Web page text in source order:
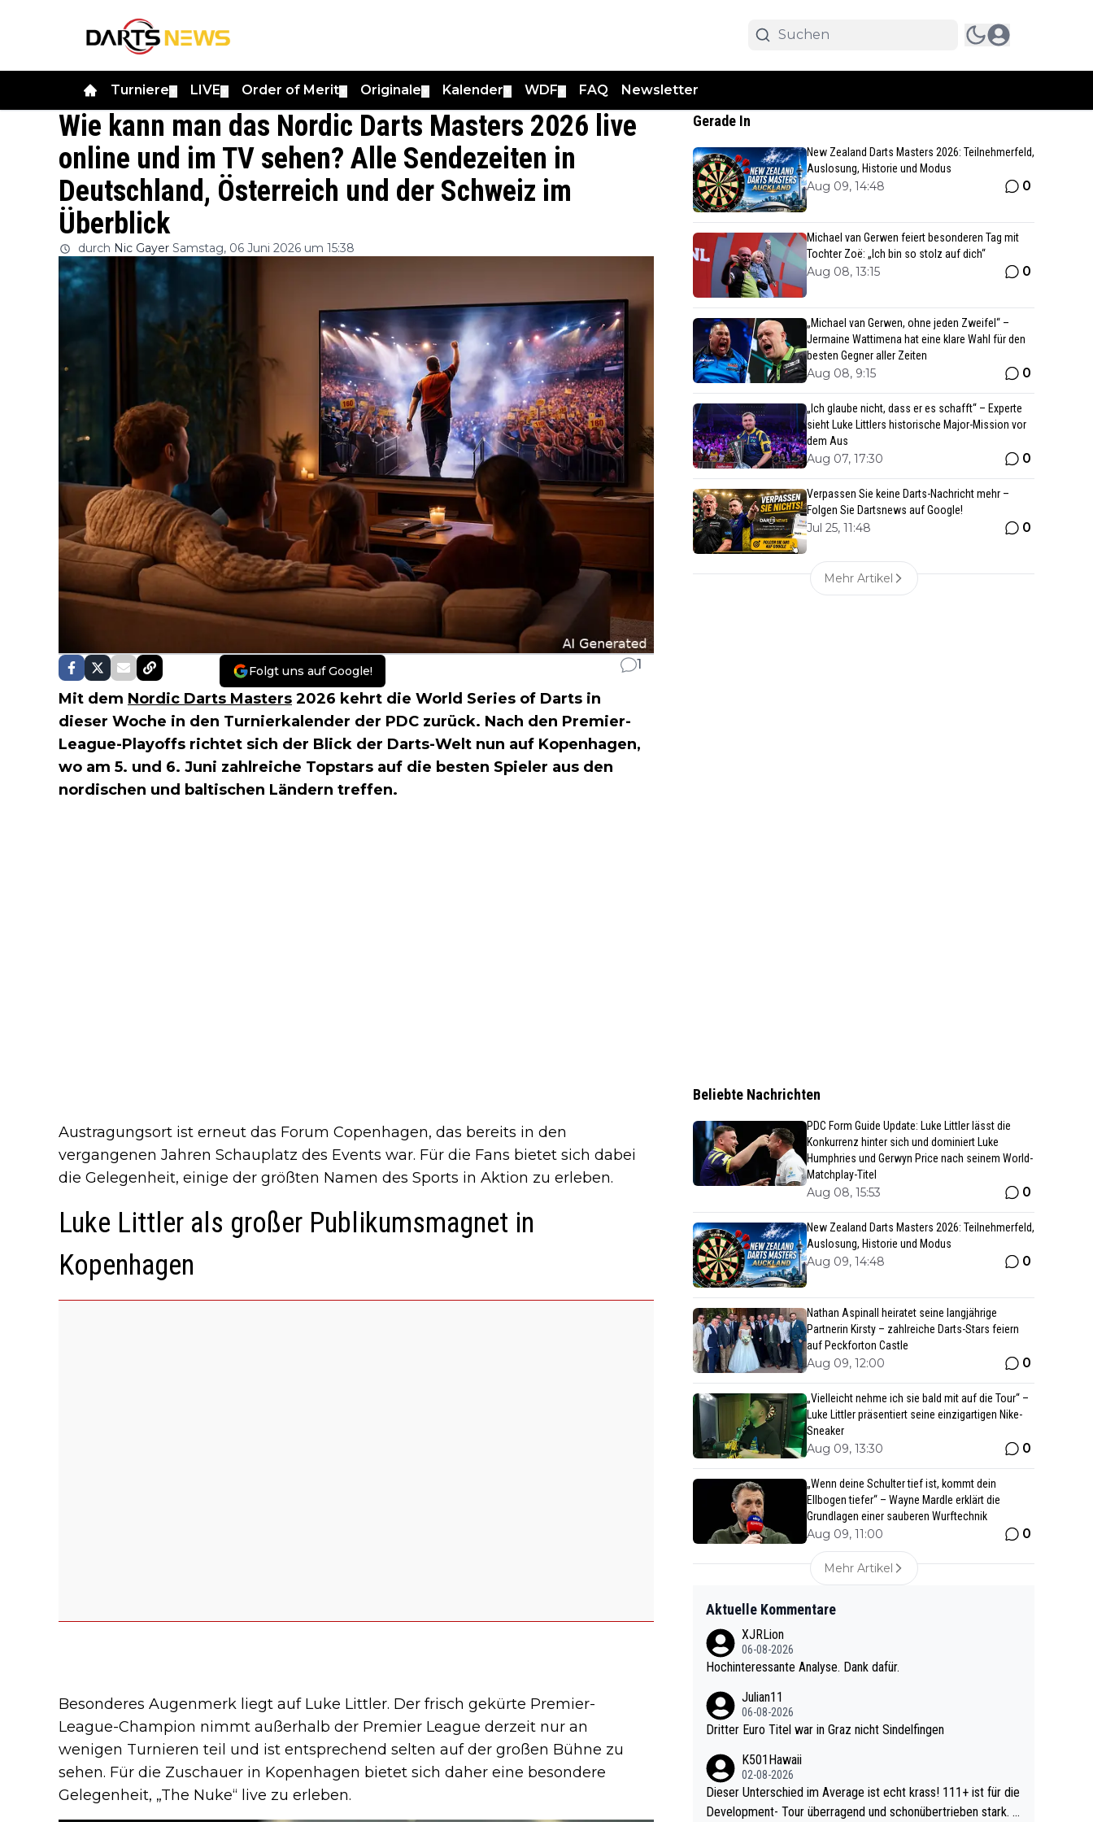
Turniere LIVE Order of Merit Originale Kalender WDF FAQ Newsletter
Wie kann man das Nordic Darts Masters 2026 live
online und im TV sehen? Alle Sendezeiten in
Deutschland, Österreich und der Schweiz im
Überblick
durch Nic Gayer Samstag, 06 Juni 2026 um 15:38
Folgt uns auf Google! 1
Mit dem Nordic Darts Masters 2026 kehrt die World Series of Darts in
dieser Woche in den Turnierkalender der PDC zurück. Nach den Premier-
League-Playoffs richtet sich der Blick der Darts-Welt nun auf Kopenhagen,
wo am 5. und 6. Juni zahlreiche Topstars auf die besten Spieler aus den
nordischen und baltischen Ländern treffen.
Austragungsort ist erneut das Forum Copenhagen, das bereits in den
vergangenen Jahren Schauplatz des Events war. Für die Fans bietet sich dabei
die Gelegenheit, einige der größten Namen des Sports in Aktion zu erleben.
Luke Littler als großer Publikumsmagnet in
Kopenhagen
Besonderes Augenmerk liegt auf Luke Littler. Der frisch gekürte Premier-
League-Champion nimmt außerhalb der Premier League derzeit nur an
wenigen Turnieren teil und ist entsprechend selten auf der großen Bühne zu
sehen. Für die Zuschauer in Kopenhagen bietet sich daher eine besondere
Gelegenheit, „The Nuke“ live zu erleben.
Gerade In
New Zealand Darts Masters 2026: Teilnehmerfeld,
Auslosung, Historie und Modus
Aug 09, 14:48 0
Michael van Gerwen feiert besonderen Tag mit
Tochter Zoë: „Ich bin so stolz auf dich“
Aug 08, 13:15 0
„Michael van Gerwen, ohne jeden Zweifel“ –
Jermaine Wattimena hat eine klare Wahl für den
besten Gegner aller Zeiten
Aug 08, 9:15 0
„Ich glaube nicht, dass er es schafft“ – Experte
sieht Luke Littlers historische Major-Mission vor
dem Aus
Aug 07, 17:30 0
Verpassen Sie keine Darts-Nachricht mehr –
Folgen Sie Dartsnews auf Google!
Jul 25, 11:48 0
Mehr Artikel
Beliebte Nachrichten
PDC Form Guide Update: Luke Littler lässt die
Konkurrenz hinter sich und dominiert Luke
Humphries und Gerwyn Price nach seinem World-
Matchplay-Titel
Aug 08, 15:53 0
New Zealand Darts Masters 2026: Teilnehmerfeld,
Auslosung, Historie und Modus
Aug 09, 14:48 0
Nathan Aspinall heiratet seine langjährige
Partnerin Kirsty – zahlreiche Darts-Stars feiern
auf Peckforton Castle
Aug 09, 12:00 0
„Vielleicht nehme ich sie bald mit auf die Tour“ –
Luke Littler präsentiert seine einzigartigen Nike-
Sneaker
Aug 09, 13:30 0
„Wenn deine Schulter tief ist, kommt dein
Ellbogen tiefer“ – Wayne Mardle erklärt die
Grundlagen einer sauberen Wurftechnik
Aug 09, 11:00 0
Mehr Artikel
Aktuelle Kommentare
XJRLion
06-08-2026
Hochinteressante Analyse. Dank dafür.
Julian11
06-08-2026
Dritter Euro Titel war in Graz nicht Sindelfingen
K501Hawaii
02-08-2026
Dieser Unterschied im Average ist echt krass! 111+ ist für die
Development- Tour überragend und schonübertrieben stark. U